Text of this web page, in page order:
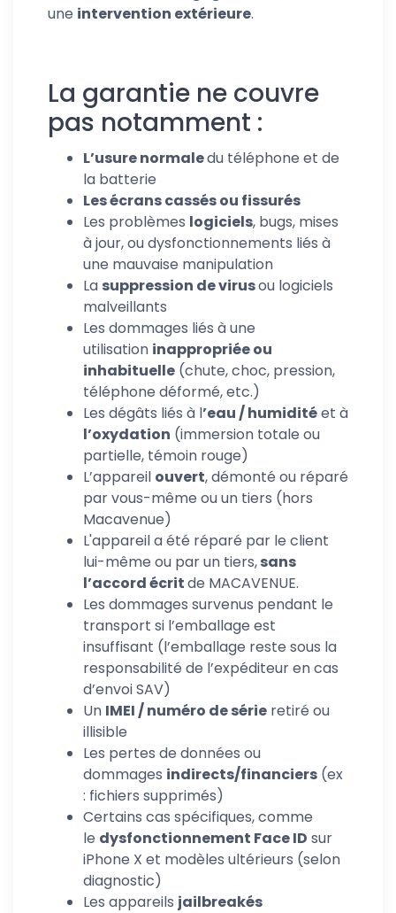
une intervention extérieure.
La garantie ne couvre
pas notamment :
L’usure normaledu téléphone et de
la batterie
Les écrans cassés ou fissurés
Les problèmes logiciels, bugs, mises
à jour, ou dysfonctionnements liés à
une mauvaise manipulation
La suppression de virusou logiciels
malveillants
Les dommages liés à une
utilisation inappropriée ou
inhabituelle (chute, choc, pression,
téléphone déformé, etc.)
Les dégâts liés à l’eau / humiditéet à
l’oxydation (immersion totale ou
partielle, témoin rouge)
L’appareil ouvert, démonté ou réparé
par vous-même ou un tiers (hors
Macavenue)
L'appareil a été réparé par le client
lui-même ou par un tiers,sans
l’accord écritde MACAVENUE.
Les dommages survenus pendant le
transport si l’emballage est
insuffisant (l’emballage reste sous la
responsabilité de l’expéditeur en cas
d’envoi SAV)
Un IMEI / numéro de série retiré ou
illisible
Les pertes de données ou
dommages indirects/financiers (ex
: fichiers supprimés)
Certains cas spécifiques, comme
le dysfonctionnement Face ID sur
iPhone X et modèles ultérieurs (selon
diagnostic)
Les appareils jailbreakés